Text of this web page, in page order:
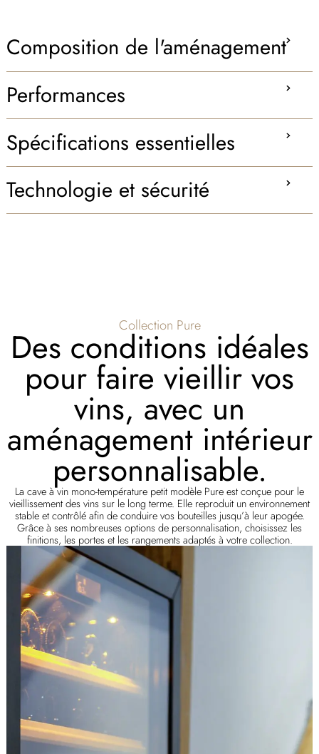
Composition de l'aménagement
Performances
Spécifications essentielles
Technologie et sécurité
Collection Pure
Des conditions idéales
pour faire vieillir vos
vins, avec un
aménagement intérieur
personnalisable.
La cave à vin mono-température petit modèle Pure est conçue pour le
vieillissement des vins sur le long terme. Elle reproduit un environnement
stable et contrôlé afin de conduire vos bouteilles jusqu’à leur apogée.
Grâce à ses nombreuses options de personnalisation, choisissez les
finitions, les portes et les rangements adaptés à votre collection.